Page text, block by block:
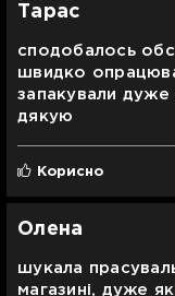
Тарас
сподобалось
швидко
запакували дуже
дякую
Корисно
Олена
шукала
магазині, дуже